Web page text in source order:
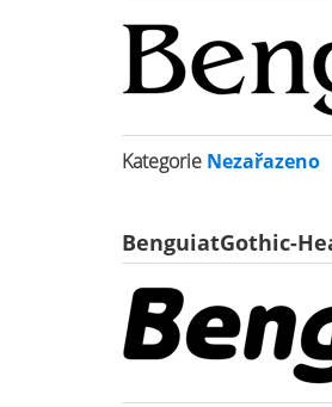
Kategorie Nezařazeno
BenguiatGothic-